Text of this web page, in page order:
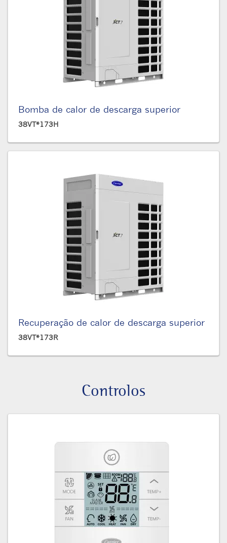
Bomba de calor de descarga superior
38VT*173H
Recuperação de calor de descarga superior
38VT*173R
Controlos